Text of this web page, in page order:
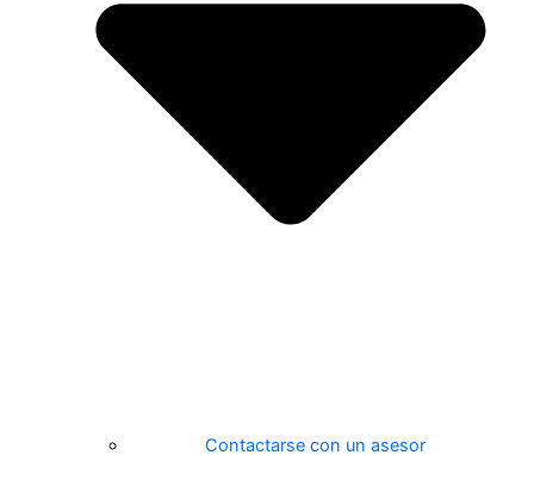
Contactarse con un asesor